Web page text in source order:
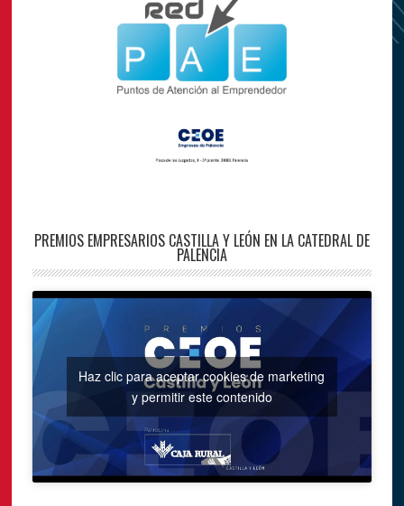
PREMIOS EMPRESARIOS CASTILLA Y LEÓN EN LA CATEDRAL DE
PALENCIA
Haz clic para aceptar cookies de marketing
y permitir este contenido